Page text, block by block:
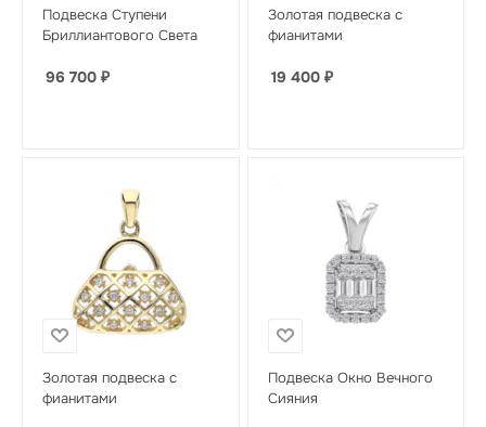
Подвеска Ступени
Бриллиантового Света
96 700 ₽
Золотая подвеска с
фианитами
19 400₽
Золотая подвеска с
фианитами
Подвеска Окно Вечного
Сияния